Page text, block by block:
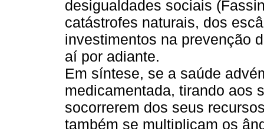
desigualdades sociais
catástrofes naturais, dos
investimentos na prevenção
aí por adiante.
Em síntese, se a saúde
medicamentada, tirando aos
socorrerem dos seus
também se multiplicam os